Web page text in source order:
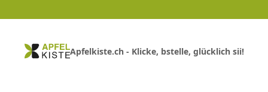
Apfelkiste.ch - Klicke, bstelle, glücklich sii!